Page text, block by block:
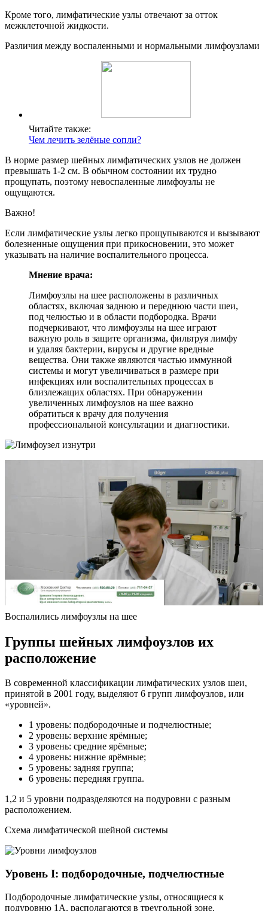
Кроме того, лимфатические узлы отвечают за отток
межклеточной жидкости.
Различия между воспаленными и нормальными лимфоузлами
Читайте также:
Чем лечить зелёные сопли?
В норме размер шейных лимфатических узлов не должен
превышать 1-2 см. В обычном состоянии их трудно
прощупать, поэтому невоспаленные лимфоузлы не
ощущаются.
Важно!
Если лимфатические узлы легко прощупываются и вызывают
болезненные ощущения при прикосновении, это может
указывать на наличие воспалительного процесса.
Мнение врача:
Лимфоузлы на шее расположены в различных
областях, включая заднюю и переднюю части шеи,
под челюстью и в области подбородка. Врачи
подчеркивают, что лимфоузлы на шее играют
важную роль в защите организма, фильтруя лимфу
и удаляя бактерии, вирусы и другие вредные
вещества. Они также являются частью иммунной
системы и могут увеличиваться в размере при
инфекциях или воспалительных процессах в
близлежащих областях. При обнаружении
увеличенных лимфоузлов на шее важно
обратиться к врачу для получения
профессиональной консультации и диагностики.
Воспалились лимфоузлы на шее
Группы шейных лимфоузлов их
расположение
В современной классификации лимфатических узлов шеи,
принятой в 2001 году, выделяют 6 групп лимфоузлов, или
«уровней».
1 уровень: подбородочные и подчелюстные;
2 уровень: верхние ярёмные;
3 уровень: средние ярёмные;
4 уровень: нижние ярёмные;
5 уровень: задняя группа;
6 уровень: передняя группа.
1,2 и 5 уровни подразделяются на подуровни с разным
расположением.
Схема лимфатической шейной системы
Уровень I: подбородочные, подчелюстные
Подбородочные лимфатические узлы, относящиеся к
подуровню 1А, располагаются в треугольной зоне,